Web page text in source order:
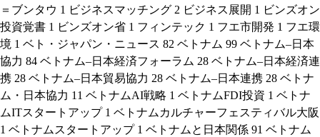
＝ブンタウ 1 ビジネスマッチング 2 ビジネス展開 1 ビンズオン
投資覚書 1 ビンズオン省 1 フィンテック 1 フエ市開発 1 フエ環
境 1 ベト・ジャパン・ニュース 82 ベトナム 99 ベトナム–日本
協力 84 ベトナム–日本経済フォーラム 28 ベトナム–日本経済連
携 28 ベトナム–日本貿易協力 28 ベトナム–日本連携 28 ベトナ
ム・日本協力 11 ベトナムAI戦略 1 ベトナムFDI投資 1 ベトナ
ムITスタートアップ 1 ベトナムカルチャーフェスティバル大阪
1 ベトナムスタートアップ 1 ベトナムと日本関係 91 ベトナム